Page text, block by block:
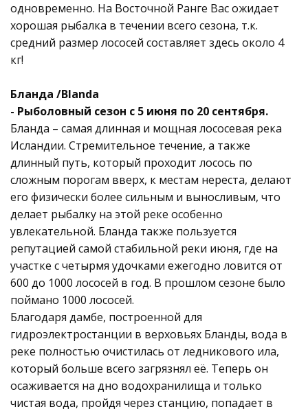
одновременно. На Восточной Ранге Вас ожидает
хорошая рыбалка в течении всего сезона, т.к.
средний размер лососей составляет здесь около 4
кг!
Бланда /Blanda
- Рыболовный сезон с 5 июня по 20 сентября.
Бланда – самая длинная и мощная лососевая река
Исландии. Стремительное течение, а также
длинный путь, который проходит лосось по
сложным порогам вверх, к местам нереста, делают
его физически более сильным и выносливым, что
делает рыбалку на этой реке особенно
увлекательной. Бланда также пользуется
репутацией самой стабильной реки июня, где на
участке с четырмя удочками ежегодно ловится от
600 до 1000 лососей в год. В прошлом сезоне было
поймано 1000 лососей.
Благодаря дамбе, построенной для
гидроэлектростанции в верховьях Бланды, вода в
реке полностью очистилась от ледникового ила,
который больше всего загрязнял её. Теперь он
осаживается на дно водохранилища и только
чистая вода, пройдя через станцию, попадает в